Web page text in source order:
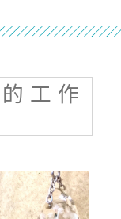
工 作